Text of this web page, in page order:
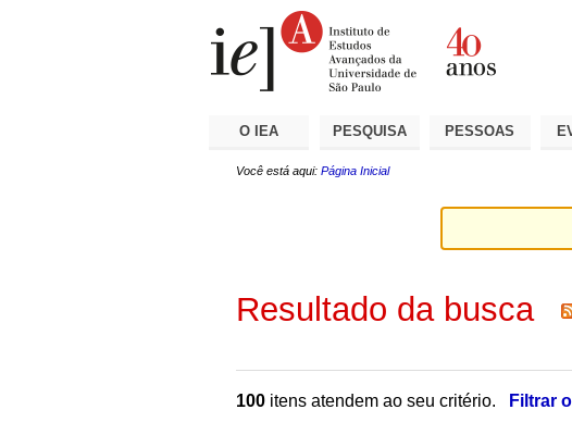
O IEA PESQUISA PESSOAS
Você está aqui: Página Inicial
Resultado da busca
100 itens atendem ao seu critério.
Filtrar